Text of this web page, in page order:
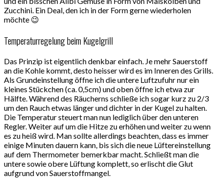
Zucchini. Ein Deal, den ich in der Form gerne wiederholen
möchte 😉
Temperaturregelung beim Kugelgrill
Das Prinzip ist eigentlich denkbar einfach. Je mehr Sauerstoff
an die Kohle kommt, desto heisser wird es im Inneren des Grills.
Als Grundeinstellung öffne ich die untere Luftzufuhr nur ein
kleines Stückchen (ca. 0,5cm) und oben öffne ich etwa zur
Hälfte. Während des Räucherns schließe ich sogar kurz zu 2/3
um den Rauch etwas länger und dichter in der Kugel zu halten.
Die Temperatur steuert man nun lediglich über den unteren
Regler. Weiter auf um die Hitze zu erhöhen und weiter zu wenn
es zu heiß wird. Man sollte allerdings beachten, dass es immer
einige Minuten dauern kann, bis sich die neue Lüftereinstellung
auf dem Thermometer bemerkbar macht. Schließt man die
untere sowie obere Lüftung komplett, so erlischt die Glut
aufgrund von Sauerstoffmangel.